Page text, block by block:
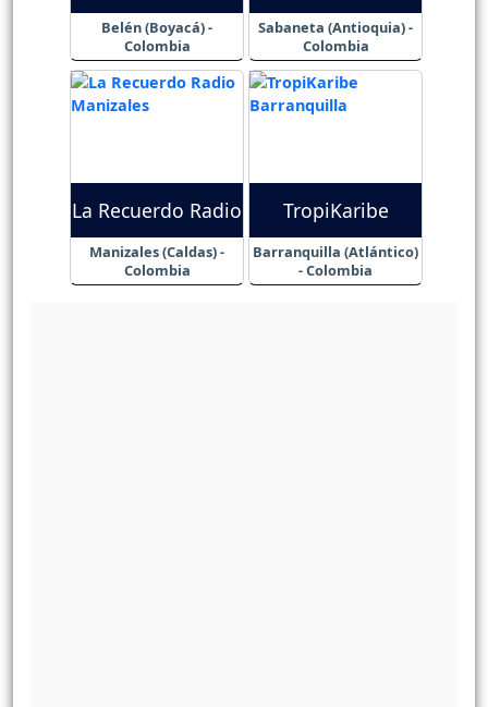
Belén (Boyacá) -
Colombia
Sabaneta (Antioquia) -
Colombia
La Recuerdo Radio
Manizales (Caldas) -
Colombia
TropiKaribe
Barranquilla (Atlántico)
- Colombia